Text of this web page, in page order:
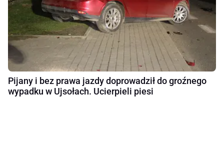
Pijany i bez prawa jazdy doprowadził do groźnego
wypadku w Ujsołach. Ucierpieli piesi